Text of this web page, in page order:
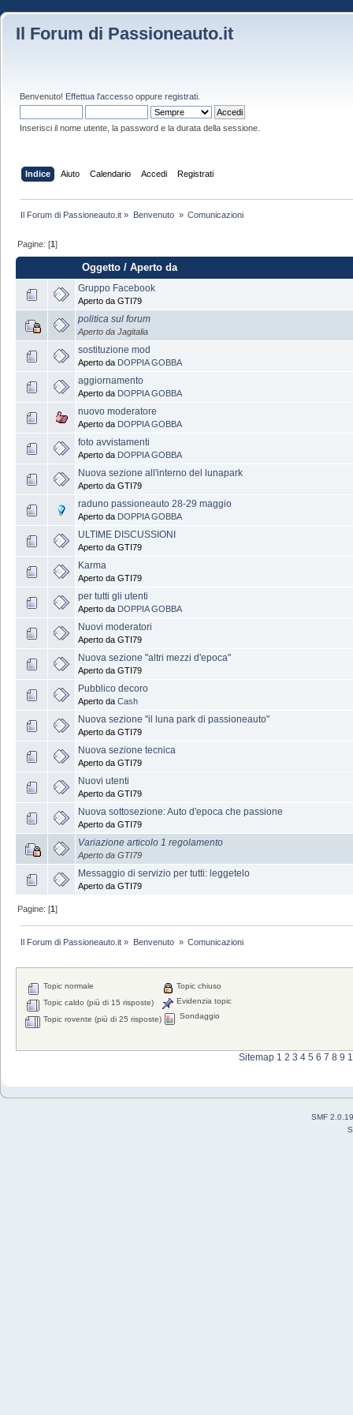
Il Forum di Passioneauto.it
Benvenuto! Effettua l'accesso oppure registrati
Inserisci il nome utente, la password e la durata della sessione.
Indice Aiuto Calendario Accedi Registrati
Il Forum di Passioneauto.it » Benvenuto » Comunicazioni
Pagine: [1]
Oggetto /Aperto da
Gruppo Facebook
Aperto da GTI79
politica sul forum
Aperto da Jagitalia
sostituzione mod
Aperto da DOPPIA GOBBA
aggiornamento
Aperto da DOPPIA GOBBA
nuovo moderatore
Aperto da DOPPIA GOBBA
foto avvistamenti
Aperto da DOPPIA GOBBA
Nuova sezione all'interno del lunapark
Aperto da GTI79
raduno passioneauto 28-29 maggio
Aperto da DOPPIA GOBBA
ULTIME DISCUSSIONI
Aperto da GTI79
Karma
Aperto da GTI79
per tutti gli utenti
Aperto da DOPPIA GOBBA
Nuovi moderatori
Aperto da GTI79
Nuova sezione "altri mezzi d'epoca"
Aperto da GTI79
Pubblico decoro
Aperto da Cash
Nuova sezione "il luna park di passioneauto"
Aperto da GTI79
Nuova sezione tecnica
Aperto da GTI79
Nuovi utenti
Aperto da GTI79
Nuova sottosezione: Auto d'epoca che passione
Aperto da GTI79
Variazione articolo 1 regolamento
Aperto da GTI79
Messaggio di servizio per tutti: leggetelo
Aperto da GTI79
Pagine: [1]
Il Forum di Passioneauto.it » Benvenuto » Comunicazioni
Topic normale
Topic caldo (più di 15 risposte)
Topic rovente (più di 25 risposte)
Topic chiuso
Evidenzia topic
Sondaggio
Sitemap 1 2 3 4 5 6 7 8 9
SMF 2.0.19